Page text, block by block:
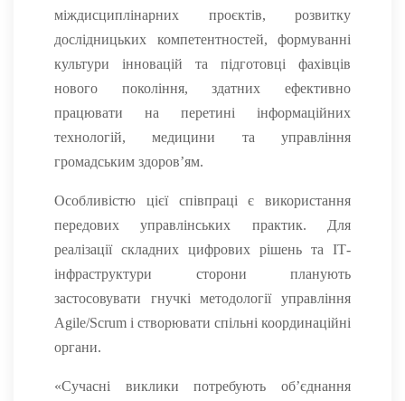
міждисциплінарних проєктів, розвитку
дослідницьких компетентностей, формуванні
культури інновацій та підготовці фахівців
нового покоління, здатних ефективно
працювати на перетині інформаційних
технологій, медицини та управління
громадським здоров’ям.
Особливістю цієї співпраці є використання
передових управлінських практик. Для
реалізації складних цифрових рішень та ІТ-
інфраструктури сторони планують
застосовувати гнучкі методології управління
Agile/Scrum і створювати спільні координаційні
органи.
«Сучасні виклики потребують об’єднання